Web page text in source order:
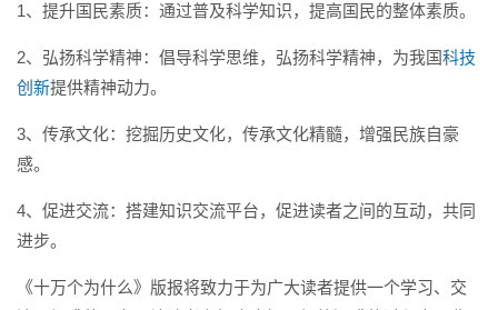
1、提升国民素质：通过普及科学知识，提高国民的整体素质。
2、弘扬科学精神：倡导科学思维，弘扬科学精神，为我国科技
创新提供精神动力。
3、传承文化：挖掘历史文化，传承文化精髓，增强民族自豪
感。
4、促进交流：搭建知识交流平台，促进读者之间的互动，共同
进步。
《十万个为什么》版报将致力于为广大读者提供一个学习、交